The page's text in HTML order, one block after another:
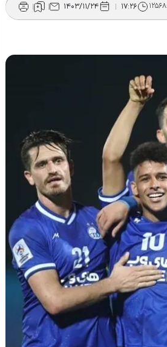
۱۲۵۶۸ ۱۷:۲۶ ۱۴۰۳/۱۱/۲۴